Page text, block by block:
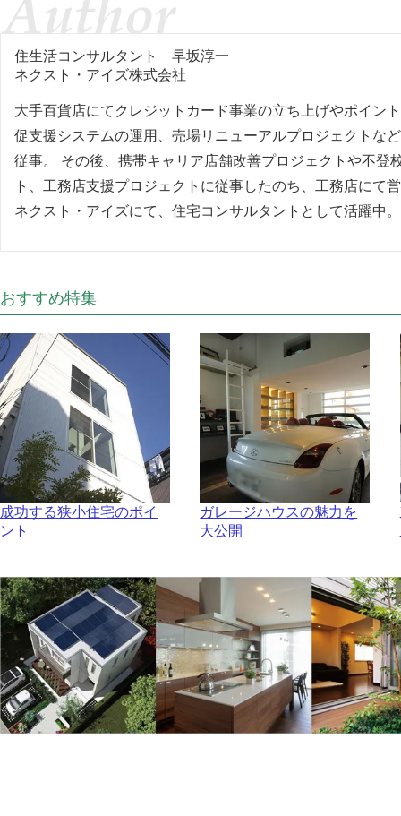
住生活コンサルタント 早坂淳一
ネクスト・アイズ株式会社
大手百貨店にてクレジットカード事業の立ち上げやポイン
促支援システムの運用、売場リニューアルプロジェクトな
従事。 その後、携帯キャリア店舗改善プロジェクトや不登
ト、工務店支援プロジェクトに従事したのち、工務店にて
ネクスト・アイズにて、住宅コンサルタントとして活躍中。
おすすめ特集
成功する狭小住宅のポイ
ント
ガレージハウスの魅力を
大公開